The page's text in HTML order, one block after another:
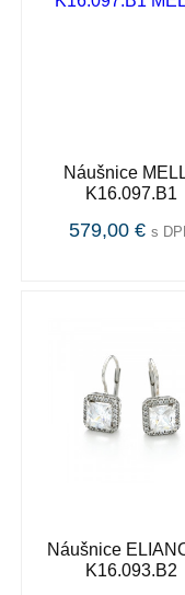
Náušnice
K16.097.B1
579,00 € s
Náušnice
K16.093.B2